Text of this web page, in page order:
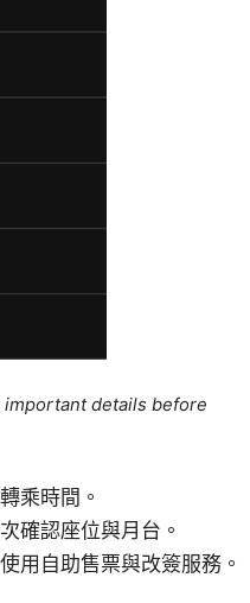
details before
乘時間。
確認座位與月台。
用自助售票與改簽服務。